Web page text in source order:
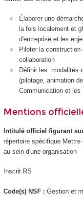
Élaborer une
la fois localement et
d'entreprise et les
Piloter la
collaboration
Définir les modalités
(pilotage, animation
Communication et les
Mentions
Intitulé officiel figurant
répertoire spécifique
au sein d'une organisation
Inscrit RS
Code(s) NSF : Gestion et